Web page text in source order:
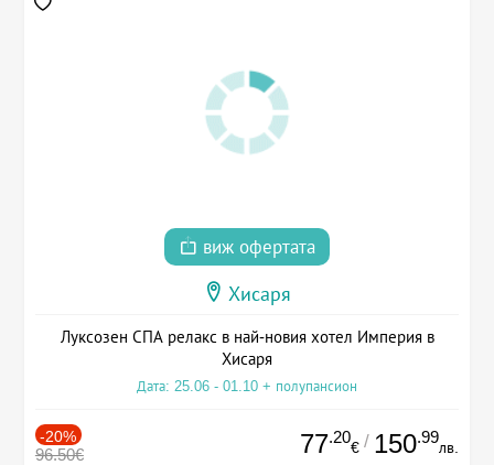
виж офертата
Хисаря
Луксозен СПА релакс в най-новия хотел Империя в
Хисаря
Дата: 25.06 - 01.10 + полупансион
-20%
96.50€ 77.20
€ / 150.99
лв.